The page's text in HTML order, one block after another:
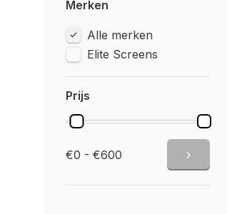
Merken
Alle merken
Elite Screens
Prijs
€0 - €600